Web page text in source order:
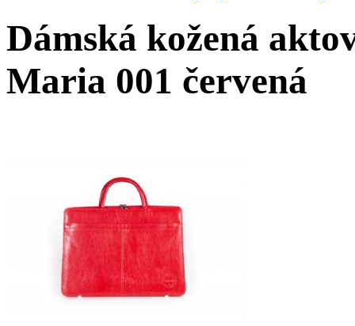
Dámská kožená
Maria 001 červená